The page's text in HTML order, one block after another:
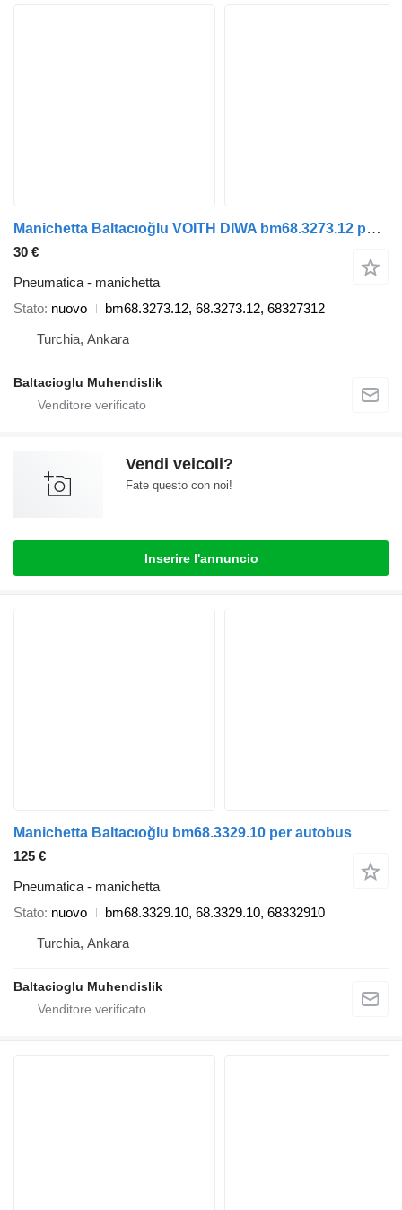
Manichetta Baltacıoğlu VOITH DIWA bm68.3273.12 per autobus
30 €
Pneumatica - manichetta
Stato nuovo
bm68.3273.12, 68.3273.12, 68327312
Turchia, Ankara
Baltacioglu Muhendislik
Vendi veicoli?
Fate questo con noi!
Inserire l'annuncio
Manichetta Baltacıoğlu bm68.3329.10 per autobus
125 €
Pneumatica - manichetta
Stato nuovo
bm68.3329.10, 68.3329.10, 68332910
Turchia, Ankara
Baltacioglu Muhendislik